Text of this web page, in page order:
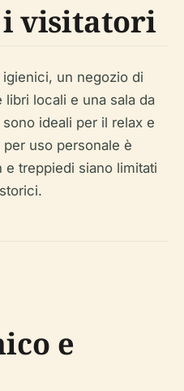
i visitatori
un negozio di
locali e una sala da
ideali per il relax e
uso personale è
treppiedi siano limitati
e